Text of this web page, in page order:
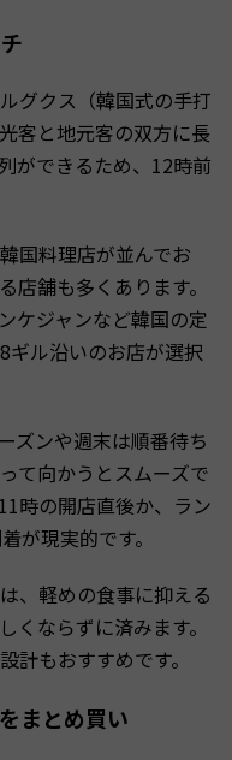
グクス（韓国式の手打
客と地元客の双方に長
ができるため、12時前
国料理店が並んでお
店舗も多くあります。
ケジャンなど韓国の定
ギル沿いのお店が選択
ズンや週末は順番待ち
て向かうとスムーズで
時の開店直後か、ラン
が現実的です。
、軽めの食事に抑える
くならずに済みます。
計もおすすめです。
まとめ買い